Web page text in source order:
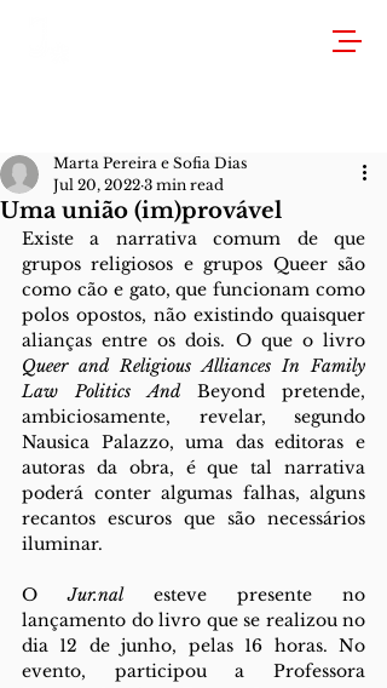
Uma união (im)provável
Marta Pereira e Sofia Dias
Jul 20, 2022 3 min read
Existe a narrativa comum de que
grupos religiosos e grupos Queer são
como cão e gato, que funcionam como
polos opostos, não existindo quaisquer
Queer and Religious Alliances In Family
Law Politics And Beyond pretende,
ambiciosamente, revelar, segundo
Nausica Palazzo, uma das editoras e
autoras da obra, é que tal narrativa
poderá conter algumas falhas, alguns
recantos escuros que são necessários
iluminar.
O Jur.nal esteve presente no
lançamento do livro que se realizou no
dia 12 de junho, pelas 16 horas. No
evento, participou a Professora